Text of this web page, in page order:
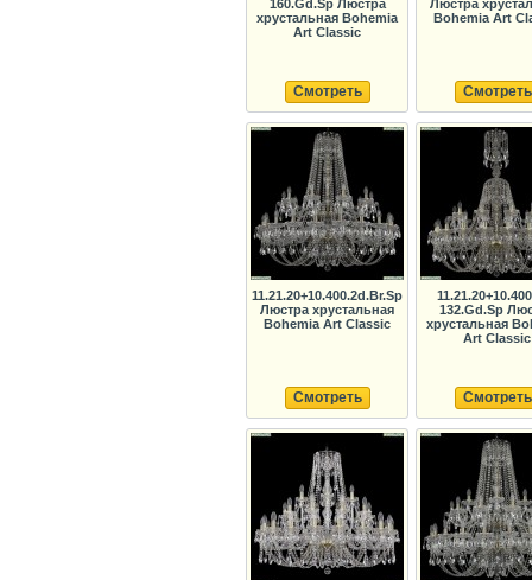
160.Gd.Sp Люстра
хрустальная Bohemia
Art Classic
Смотреть
Люстра
Bohemia Art
Смотреть
11.21.20+10.400.2d.Br.Sp
Люстра хрустальная
Bohemia Art Classic
Смотреть
132.Gd.Sp
хрустальная
Art Classic
Смотреть